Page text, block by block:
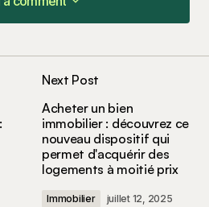
comment
sont indiqués avec*
Next Post
Acheter un bien
immobilier : découvrez ce
nouveau dispositif qui
permet d'acquérir des
logements à moitié prix
Immobilier juillet 12, 2025